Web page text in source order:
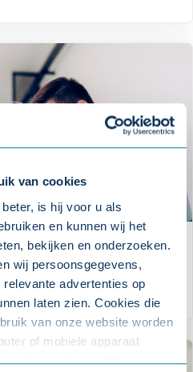
van cookies
is hij voor u als
en kunnen wij het
bekijken en onderzoeken.
wij persoonsgegevens,
advertenties op
laten zien. Cookies die
van onze website worden
of mobiele apparaat
cookies hebben we uw